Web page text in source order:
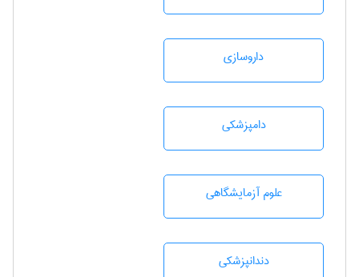
داروسازی
دامپزشكی
علوم آزمايشگاهی
دندانپزشكی